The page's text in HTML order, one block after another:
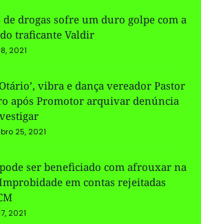
drogas sofre um duro golpe com a
traficante Valdir
2021
vibra e dança vereador Pastor
após Promotor arquivar denúncia
25, 2021
ser beneficiado com afrouxar na
em contas rejeitadas
2021